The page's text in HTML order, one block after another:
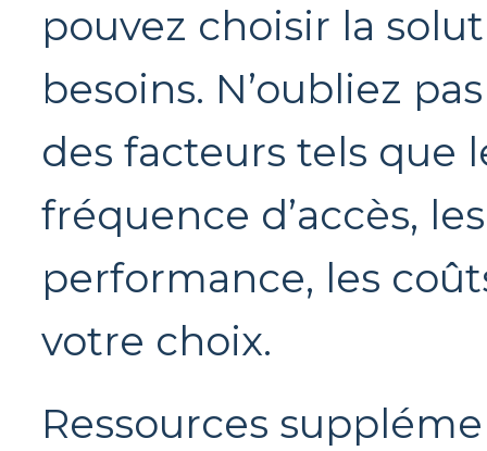
pouvez choisir la
besoins. N’oubliez
des facteurs tels que
fréquence d’accès,
performance, les
votre choix.
Ressources